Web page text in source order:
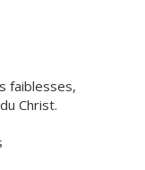
faiblesses,
Christ.